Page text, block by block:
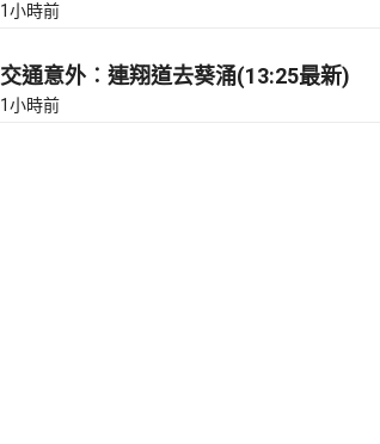
1小時前
交通意外︰連翔道去葵涌(13:25最新)
1小時前